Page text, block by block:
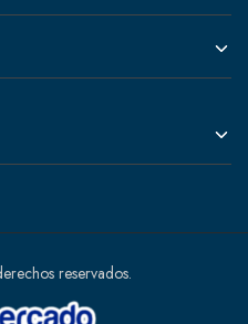
reservados.